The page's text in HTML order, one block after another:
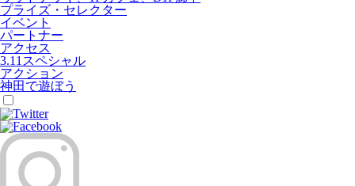
プライズ・セレクター
イベント
パートナー
アクセス
3.11スペシャル
アクション
神田で遊ぼう